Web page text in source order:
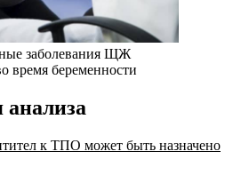
заболевания ЩЖ
время беременности
анализа
к ТПО может быть назначено